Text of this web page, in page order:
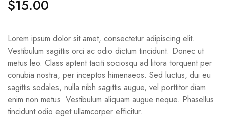
$15.00
Lorem ipsum dolor sit amet, consectetur adipiscing elit.
Vestibulum sagittis orci ac odio dictum tincidunt. Donec ut
metus leo. Class aptent taciti sociosqu ad litora torquent per
conubia nostra, per inceptos himenaeos. Sed luctus, dui eu
sagittis sodales, nulla nibh sagittis augue, vel porttitor diam
enim non metus. Vestibulum aliquam augue neque. Phasellus
tincidunt odio eget ullamcorper efficitur.